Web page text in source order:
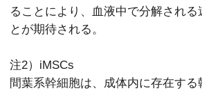
ることにより、血液中で分解される
とが期待される。
注2）iMSCs
間葉系幹細胞は、成体内に存在する